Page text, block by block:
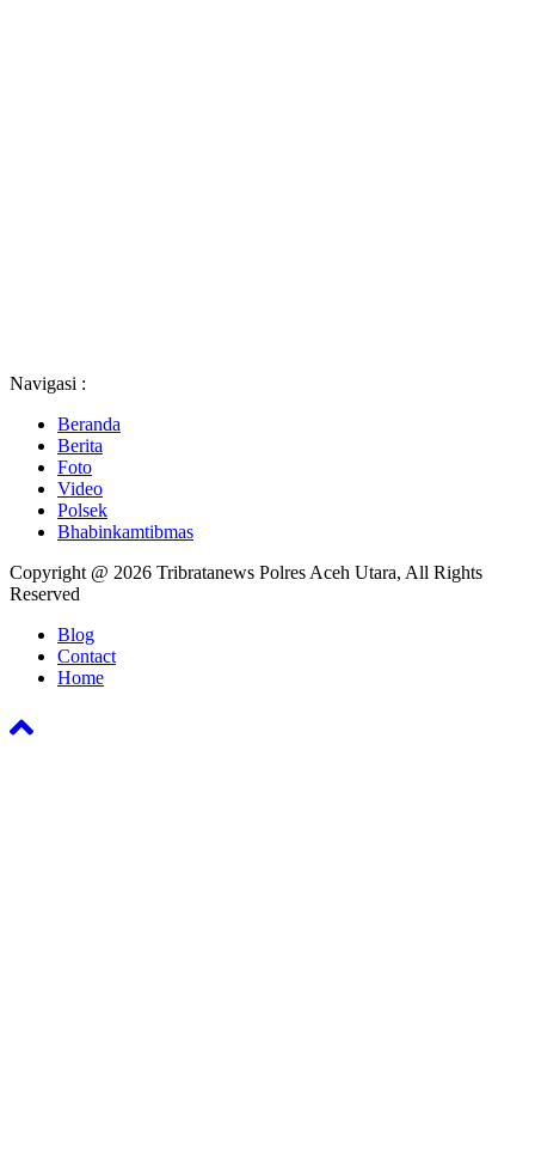
Navigasi :
Beranda
Berita
Foto
Video
Polsek
Bhabinkamtibmas
Copyright @ 2026 Tribratanews Polres Aceh Utara, All Rights
Reserved
Blog
Contact
Home